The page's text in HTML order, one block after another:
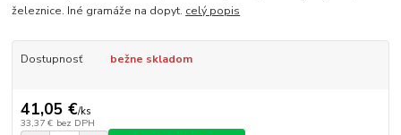
železnice. Iné gramáže na dopyt. celý popis
Dostupnosť bežne skladom
41,05 €/ks
33,37 € bez DPH